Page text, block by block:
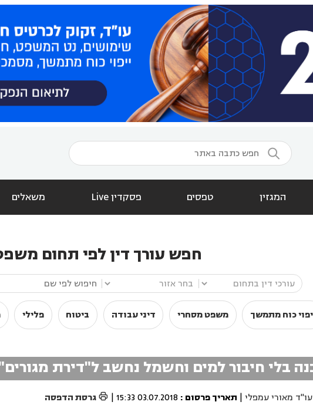

המגזין טפסים פסקדין Live משאלים
חפש עורך דין לפי תחום
כוח מתמשך משפט מסחרי דיני עבודה ביטוח פלילי
בלי חיבור למים וחשמל נחשב ל"דירת
עו"ד מאורי עמפלי | תאריך פרסום :
03.07.2018 15:33
|
 גרסת הדפסה